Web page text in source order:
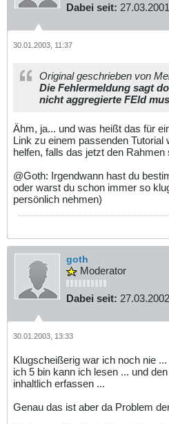
Dabei seit: 27.03.2001
30.01.2003, 11:37
Original geschrieben von
Die Fehlermeldung sagt
nicht aggregierte FEld
Ähm, ja... und was heißt das für
Link zu einem passenden Tutorial
helfen, falls das jetzt den Rahmen
@Goth: Irgendwann hast du
oder warst du schon immer so
persönlich nehmen)
goth
Moderator
Dabei seit: 27.03.2002
30.01.2003, 13:33
Klugscheißerig war ich noch nie
ich 5 bin kann ich lesen ... und
inhaltlich erfassen ...
Genau das ist aber da Problem